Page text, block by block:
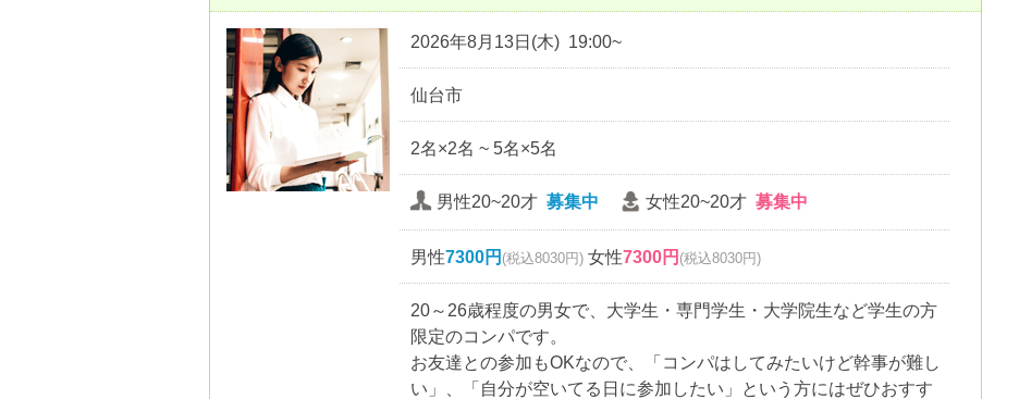
2026年8月13日(木) 19:00~
仙台市
2名×2名 ~ 5名×5名
男性20~20才 募集中 女性20~20才 募集中
男性7300円 (税込8030円) 女性7300円 (税込8030円)
20～26歳程度の男女で、大学生・専門学生・大学院生など学生の方
限定のコンパです。
お友達との参加もOKなので、「コンパはしてみたいけど幹事が難し
い」、「自分が空いてる日に参加したい」という方にはぜひおすす